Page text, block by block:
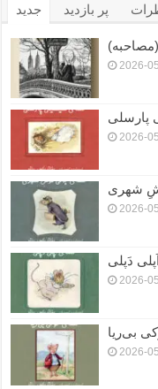
جدید پر بازدید
2026-
پارسلی
2026-
شهری
2026-
اَپلی دَپلی
2026-
بی‌ریا
2026-